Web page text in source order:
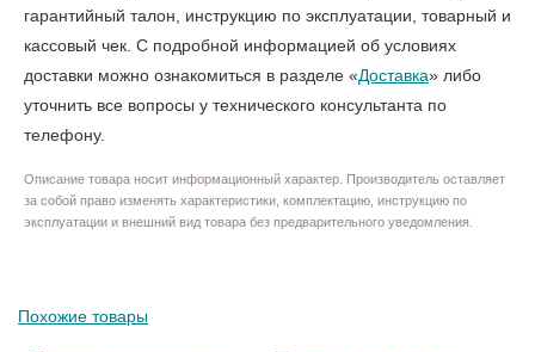
гарантийный талон, инструкцию по эксплуатации, товарный и
кассовый чек. С подробной информацией об условиях
доставки можно ознакомиться в разделе «Доставка» либо
уточнить все вопросы у технического консультанта по
телефону.
Описание товара носит информационный характер. Производитель оставляет
за собой право изменять характеристики, комплектацию, инструкцию по
эксплуатации и внешний вид товара без предварительного уведомления.
Похожие товары